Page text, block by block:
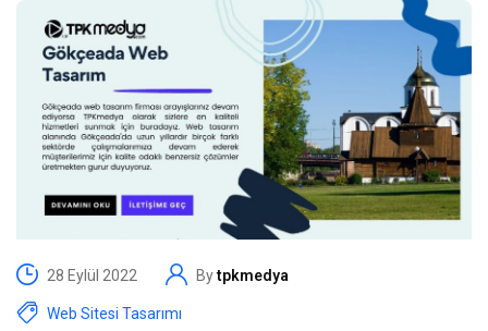
28 Eylül 2022 Bytpkmedya
Web Sitesi Tasarımı